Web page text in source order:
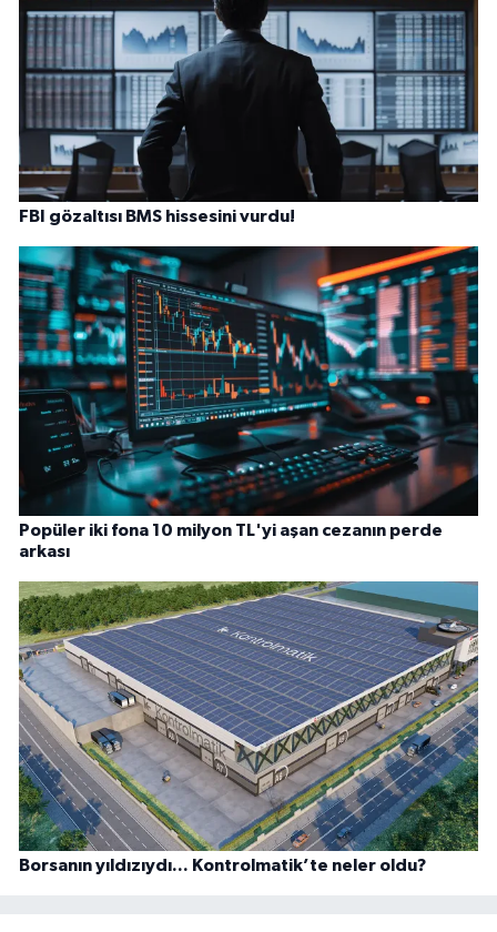
FBI gözaltısı BMS hissesini vurdu!
Popüler iki fona 10 milyon TL'yi aşan cezanın perde
arkası
Borsanın yıldızıydı... Kontrolmatik’te neler oldu?